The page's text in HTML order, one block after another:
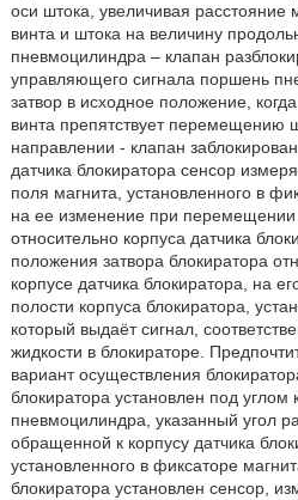
оси штока, увеличивая расстояние
винта и штока на величину
пневмоцилиндра – клапан
управляющего сигнала поршень
затвор в исходное положение,
винта препятствует перемещению
направлении - клапан
датчика блокиратора сенсор
поля магнита, установленного в
на ее изменение при перемещении
относительно корпуса датчика
положения затвора блокиратора
корпусе датчика блокиратора, на
полости корпуса блокиратора,
который выдаёт сигнал,
жидкости в блокираторе.
вариант осуществления
блокиратора установлен под углом
пневмоцилиндра, указанный угол
обращенной к корпусу датчика
установленного в фиксаторе
блокиратора установлен сенсор,